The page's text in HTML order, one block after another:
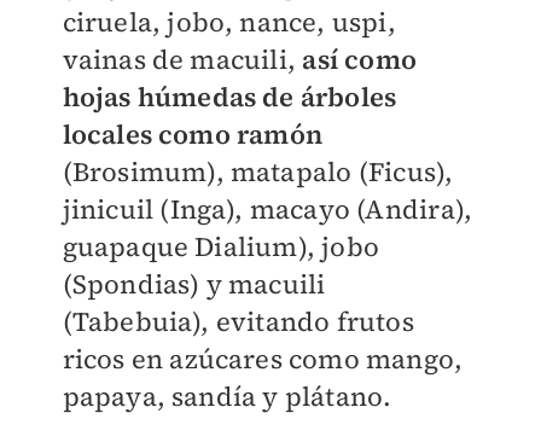
ciruela, jobo, nance, uspi,
vainas de macuili, así como
hojas húmedas de árboles
locales como ramón
(Brosimum), matapalo (Ficus),
jinicuil (Inga), macayo (Andira),
guapaque Dialium), jobo
(Spondias) y macuili
(Tabebuia), evitando frutos
ricos en azúcares como mango,
papaya, sandía y plátano.